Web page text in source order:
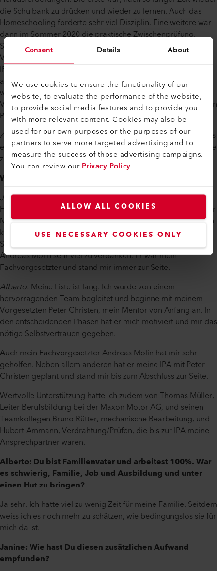
Consent Details About
We use cookies to ensure the functionality of our
website, to evaluate the performance of the website,
to provide social media features and to provide you
with more relevant content. Cookies may also be
used for our own purposes or the purposes of our
partners to serve more targeted advertising and to
measure the success of those advertising campaigns.
You can review ourPrivacy Policy.
ALLOW ALL COOKIES
USE NECESSARY COOKIES ONLY
die Schulbank zu drücken und wieder zu lernen. Auch das
Homeschooling forderte sehr viel Disziplin. Eine weitere war
dann im Sommer 2020 die praktische Zwischenprüfung.
Schon kurz danach haben die Gespräche für die
Vorbereitung der individuellen praktischen Arbeiten (kurz
IPA) stattgefunden. Die IPA habe ich im Februar 2021
absolviert und sie war für mich die grösste Herausforderung
während der Ausbildungszeit. Nach einer kurzen
Verschnaufpause ging es dann ans Lernen für die schriftlichen
Prüfungen, die im Juni 2021 stattgefunden haben.
Alberto: Das Koordinieren von Beruf, Familie und Schule plus
einem hohem Anteil Selbststudium waren für mich schon eine
ziemliche Herausforderung.
Wer hat Euch dabei unterstützt?
Janine: Ich konnte immer auf die Unterstützung meines
Freundes und meiner Familie zählen. Auch mein Vorgesetzter
Markus Rohrer war eine wertvolle Unterstützung für mich. Ihn
konnte ich immer fragen, auch wenn ich die Aufgaben in der
Schule nicht ganz verstanden hatte. Für die IPA habe ich
Andreas Molin sehr viel zu verdanken. Er war mein
Fachvorgesetzter und stand mir immer zur Seite.
Alberto: Meine Liste ist lang. Ich wurde von einem
hervorragenden Team begleitet und beginne mit meinem
Vorgesetzten Peter Christen, mein Mentor von Anfang an. In
den entscheidenden Phasen hat er mich motiviert und mir das
nötige Selbstvertrauen gegeben.
Auch mein Fachvorgesetzter Andreas Molin hat mir sehr
geholfen. Neben allem anderen hat er meine IPA mit Peter
Christen geplant und stand mir bis zum Abschluss zur Seite.
Wertvolle Unterstützung hatte ich zudem von Thomas Müller,
Leiter Berufsbildung bei der Maxon Motor AG, und seinen
Teamkollegen Bruno Rütter, mechanische Bearbeitung, und
Hubert Ammann, Verdrahtung/Prüfen, die bis zur IPA meine
Ansprechpartner waren.
Alberto: Du bist Familienvater und arbeitest 100%. War
es schwierig, Familie, Job und Ausbildung und unter
einen Hut zu bringen?
Ja sehr. Ich hatte viel zu wenig Zeit für meine Familie. Seitdem
weiss ich es noch mehr zu schätzen, wie bedingungslos sie für
mich da ist.
Janine: Wie hast Du diesen zusätzlichen Aufwand
empfunden?